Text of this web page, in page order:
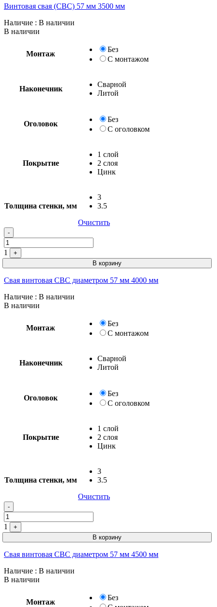
Винтовая свая (СВС) 57 мм 3500 мм
Наличие : В наличии
В наличии
Монтаж
Без
С монтажом
Наконечник
Сварной
Литой
Оголовок
Без
С оголовком
Покрытие
1 слой
2 слоя
Цинк
Толщина стенки, мм
3
3.5
Очистить
Quantity
-
1
+
В корзину
Свая винтовая СВС диаметром 57 мм 4000 мм
Наличие : В наличии
В наличии
Монтаж
Без
С монтажом
Наконечник
Сварной
Литой
Оголовок
Без
С оголовком
Покрытие
1 слой
2 слоя
Цинк
Толщина стенки, мм
3
3.5
Очистить
Quantity
-
1
+
В корзину
Свая винтовая СВС диаметром 57 мм 4500 мм
Наличие : В наличии
В наличии
Монтаж
Без